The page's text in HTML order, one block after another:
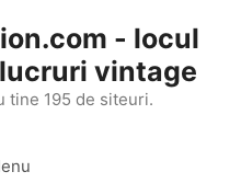
- locul
vintage
tine 195 de siteuri.